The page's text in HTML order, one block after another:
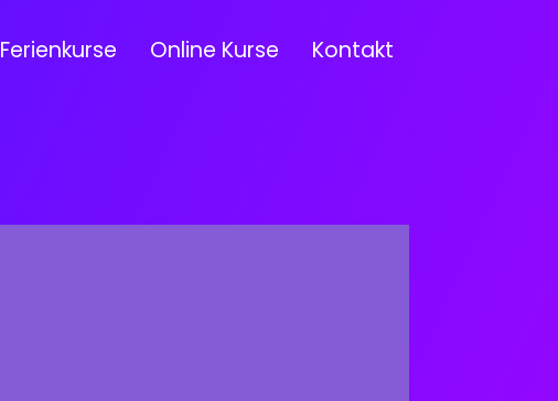
Ferienkurse Online Kurse Kontakt